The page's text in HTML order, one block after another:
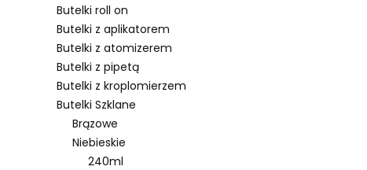
Butelki roll on
Butelki z aplikatorem
Butelki z atomizerem
Butelki z pipetą
Butelki z kroplomierzem
Butelki Szklane
Brązowe
Niebieskie
240ml